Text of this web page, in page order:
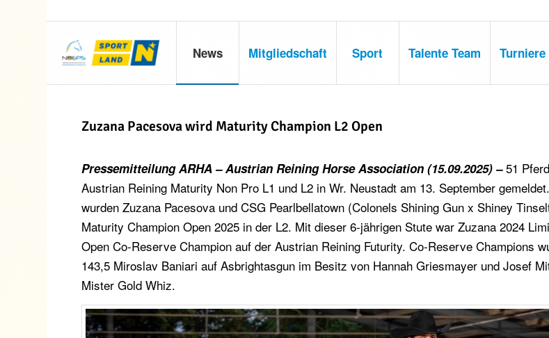
News Mitgliedschaft Sport Talente Team Turniere
Zuzana Pacesova wird Maturity Champion L2 Open
Pressemitteilung ARHA – Austrian Reining Horse Association (15.09.2025) –51
Austrian Reining Maturity Non Pro L1 und L2 in Wr. Neustadt am 13. September
wurden Zuzana Pacesova und CSG Pearlbellatown (Colonels Shining Gun x Shiney
Maturity Champion Open 2025 in der L2. Mit dieser 6-jährigen Stute war Zuzana 2024
Open Co-Reserve Champion auf der Austrian Reining Futurity. Co-Reserve Champions
143,5 Miroslav Baniari auf Asbrightasgun im Besitz von Hannah Griesmayer und Josef
Mister Gold Whiz.